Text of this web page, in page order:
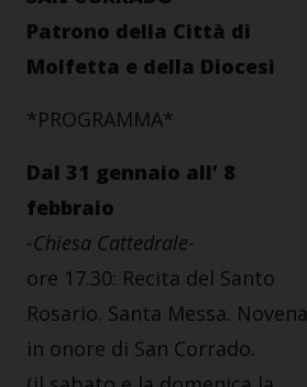
Patrono della Città di
Molfetta e della Diocesi
*PROGRAMMA*
Dal 31 gennaio all’ 8
febbraio
-Chiesa Cattedrale-
ore 17.30: Recita del Santo
Rosario. Santa Messa. Novena
in onore di San Corrado.